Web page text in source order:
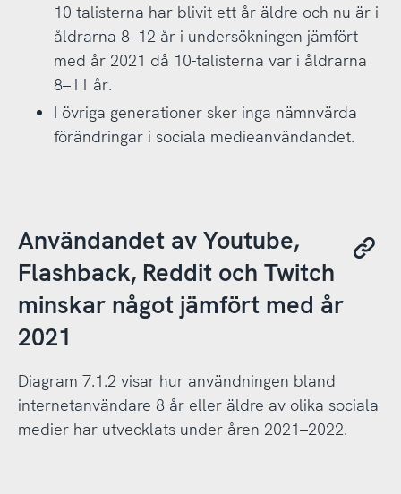
10-talisterna har blivit ett år äldre och nu är i
åldrarna 8–12 år i undersökningen jämfört
med år 2021 då 10-talisterna var i åldrarna
8–11 år.
I övriga generationer sker inga nämnvärda
förändringar i sociala medieanvändandet.
Användandet av Youtube,
Flashback, Reddit och Twitch
minskar något jämfört med år
2021
Diagram 7.1.2 visar hur användningen bland
internetanvändare 8 år eller äldre av olika sociala
medier har utvecklats under åren 2021–2022.